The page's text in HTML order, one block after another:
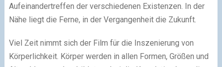
Aufeinandertreffen der verschiedenen Existenzen. In der
Nähe liegt die Ferne, in der Vergangenheit die Zukunft.
Viel Zeit nimmt sich der Film für die Inszenierung von
Körperlichkeit. Körper werden in allen Formen, Größen und